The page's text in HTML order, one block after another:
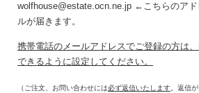
wolfhouse@estate.ocn.ne.jp ←こちらのア
ルが届きます。
携帯電話のメールアドレスでご登録の方は
できるように設定してください。
（ご注文、お問い合わせには必ず返信いたします 。返信